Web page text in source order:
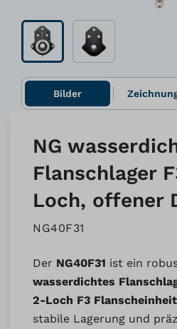
Bilder
NG
Flanschlager
Loch, offener
NG40F31
Der NG40F31 ist ein
wasserdichtes
2-Loch F3 Flanscheinheit
stabile Lagerung und